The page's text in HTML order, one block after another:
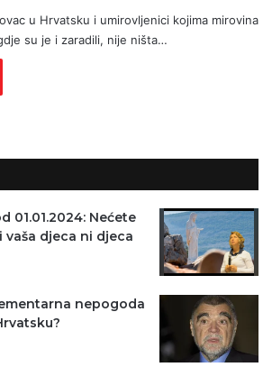
u Hrvatsku i umirovljenici kojima mirovina
su je i zaradili, nije ništa…
01.01.2024: Nećete
djeca ni djeca
nepogoda